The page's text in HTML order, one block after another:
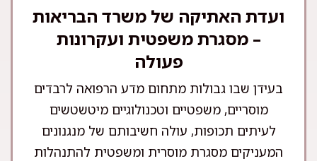
ועדת האתיקה של משרד הבריאות
– מסגרת משפטית ועקרונות
פעולה
בעידן שבו גבולות מתחום מדע הרפואה לרבדים
מוסריים, משפטיים וטכנולוגיים מיטשטשים
לעיתים תכופות, עולה חשיבותם של מנגנונים
המעניקים מסגרת מוסרית ומשפטית להתנהלות